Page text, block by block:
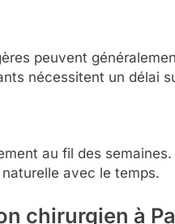
peuvent
nécessitent un délai
au fil des
avec le temps.
chirurgien à